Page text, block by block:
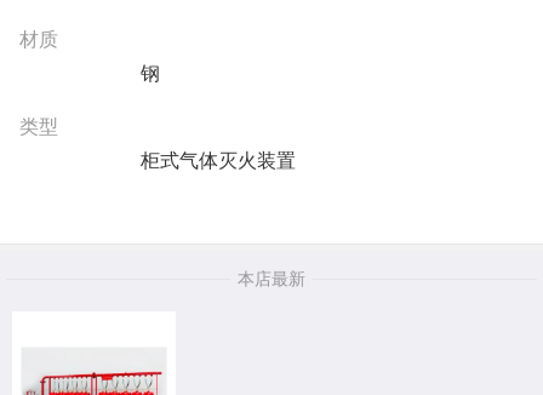
材质
钢
类型
柜式气体灭火装置
本店最新